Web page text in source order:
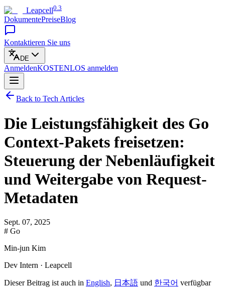
Leapcell0.3
DokumentePreiseBlog
Kontaktieren Sie uns
DE
AnmeldenKOSTENLOS anmelden
Back to Tech Articles
Die Leistungsfähigkeit des Go
Context-Pakets freisetzen:
Steuerung der Nebenläufigkeit
und Weitergabe von Request-
Metadaten
Sept. 07, 2025
# Go
Min-jun Kim
Dev Intern · Leapcell
Dieser Beitrag ist auch in English, 日本語 und 한국어 verfügbar